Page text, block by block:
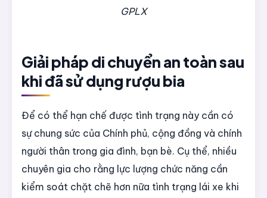
GPLX
Giải pháp di chuyển an toàn sau
khi đã sử dụng rượu bia
Để có thể hạn chế được tình trạng này cần có
sự chung sức của Chính phủ, cộng đồng và chính
người thân trong gia đình, bạn bè. Cụ thể, nhiều
chuyên gia cho rằng lực lượng chức năng cần
kiểm soát chặt chẽ hơn nữa tình trạng lái xe khi